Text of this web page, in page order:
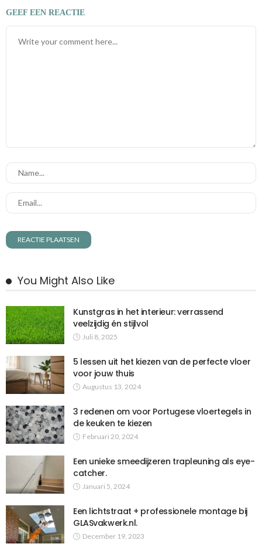
GEEF EEN REACTIE
You Might Also Like
Kunstgras in het interieur: verrassend
veelzijdig én stijlvol
Juli 8, 2025
5 lessen uit het kiezen van de perfecte vloer
voor jouw thuis
Augustus 13, 2024
3 redenen om voor Portugese vloertegels in
de keuken te kiezen
Februari 20, 2024
Een unieke smeedijzeren trapleuning als eye-
catcher.
Januari 5, 2024
Een lichtstraat + professionele montage bij
GLASvakwerk.nl.
December 19, 2023